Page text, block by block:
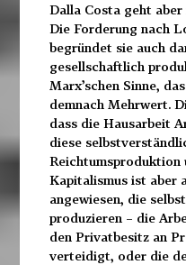
Dalla Costa geht
Die Forderung nach
begründet sie auch
gesellschaftlich
Marx’schen Sinne,
demnach Mehrwert.
dass die Hausarbeit
diese
Reichtumsproduktion
Kapitalismus ist aber
angewiesen, die
produzieren – die
den Privatbesitz an
verteidigt, oder die